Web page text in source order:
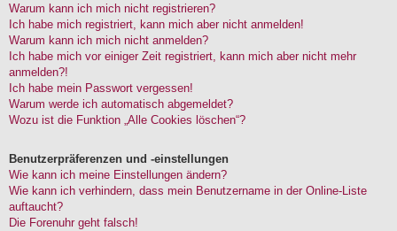
Warum kann ich mich nicht registrieren?
Ich habe mich registriert, kann mich aber nicht anmelden!
Warum kann ich mich nicht anmelden?
Ich habe mich vor einiger Zeit registriert, kann mich aber nicht mehr
anmelden?!
Ich habe mein Passwort vergessen!
Warum werde ich automatisch abgemeldet?
Wozu ist die Funktion „Alle Cookies löschen“?
Benutzerpräferenzen und -einstellungen
Wie kann ich meine Einstellungen ändern?
Wie kann ich verhindern, dass mein Benutzername in der Online-Liste
auftaucht?
Die Forenuhr geht falsch!